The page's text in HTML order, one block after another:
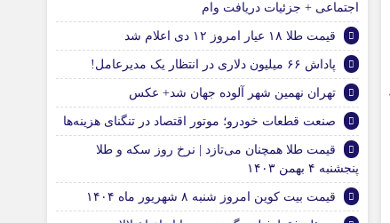
اجتماعی + جزئیات دریافت وام
قیمت طلا ۱۸ عیار امروز ۱۲ دی اعلام شد
پاداش ۶۶ میلیون دلاری در انتظار یک مدیرعامل!
تهران نهمین شهر آلوده جهان شد+ عکس
صنعت قطعات خودرو؛ موتور اقتصاد در تنگنای هزینه‌ها
قیمت طلا همچنان می‌تازد | نرخ روز سکه و طلا
پنجشنبه ۴ بهمن ۱۴۰۳
قیمت بیت کوین امروز شنبه ۸ شهریور ماه ۱۴۰۴